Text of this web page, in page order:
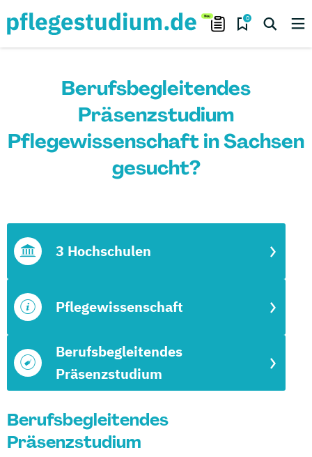
0
Berufsbegleitendes
Präsenzstudium
Pflegewissenschaft in Sachsen
gesucht?
Berufsbegleitendes
Präsenzstudium
Pflegewissenschaft
3 Hochschulen
Berufsbegleitendes
Präsenzstudium